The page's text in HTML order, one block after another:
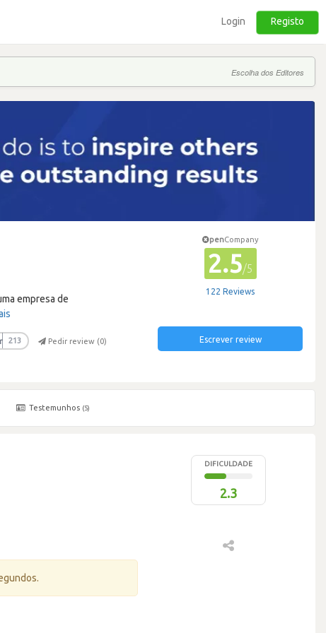
Login Registo
Escolha dos Editores
empresa de
213 Pedir review (0)
penCompany
2.5/5
122 Reviews
Escrever review
Testemunhos (5)
DIFICULDADE
2.3